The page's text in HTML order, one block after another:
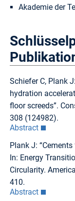
Akademie der
Schiefer C, Plank
hydration
floor screeds”.
308 (124982).
Abstract
Plank J:
In: Energy
Circularity.
410.
Abstract